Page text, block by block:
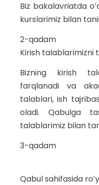
Biz bakalavriatda
kurslarimiz bilan
2-qadam
Kirish talablarimizni
Bizning kirish
farqlanadi va
talablari, ish
oladi. Qabulga
talablarimiz bilan
3-
Qabul sahifasida